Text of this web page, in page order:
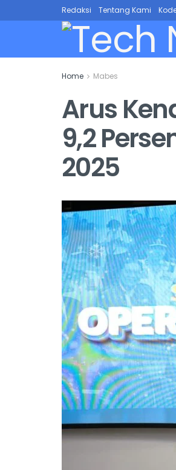
Redaksi Tentang Kami
Home Mabes
Arus
9,2
2025